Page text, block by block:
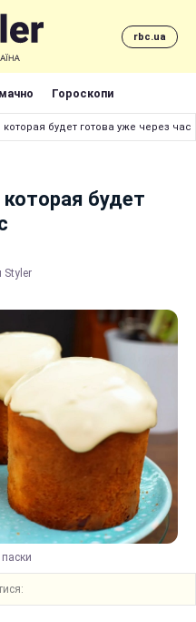
rbc.ua
Гороскопи
будет готова уже через час
будет
Styler